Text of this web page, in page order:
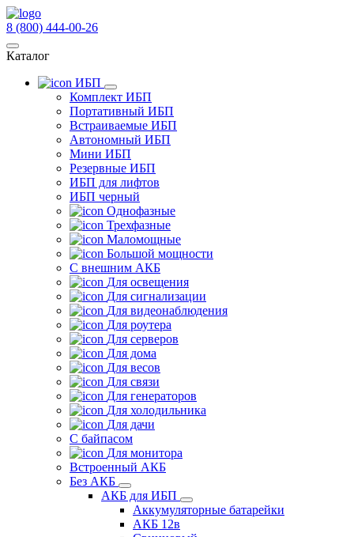
8 (800) 444-00-26
Каталог
ИБП
Комплект ИБП
Портативный ИБП
Встраиваемые ИБП
Автономный ИБП
Мини ИБП
Резервные ИБП
ИБП для лифтов
ИБП черный
Однофазные
Трехфазные
Маломощные
Большой мощности
С внешним АКБ
Для освещения
Для сигнализации
Для видеонаблюдения
Для роутера
Для серверов
Для дома
Для весов
Для связи
Для генераторов
Для холодильника
Для дачи
С байпасом
Для монитора
Встроенный АКБ
Без АКБ
АКБ для ИБП
Аккумуляторные батарейки
АКБ 12в